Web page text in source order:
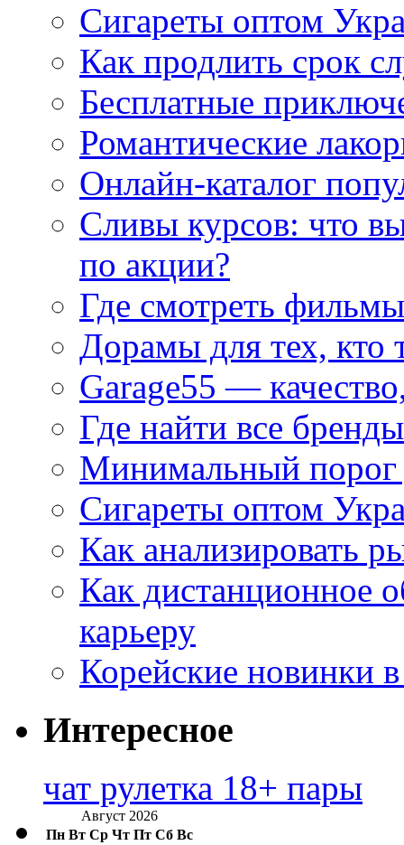
Сигареты оптом
Как продлить срок
Бесплатные
Романтические
Онлайн-каталог
Сливы курсов: что
по акции?
Где смотреть
Дорамы для тех, кто
Garage55 —
Где найти все
Минимальный порог
Сигареты оптом
Как анализировать
Как дистанционное
карьеру
Корейские новинки
Интересное
чат рулетка 18+ пары
Август 2026
Пн Вт Ср Чт Пт Сб Вс